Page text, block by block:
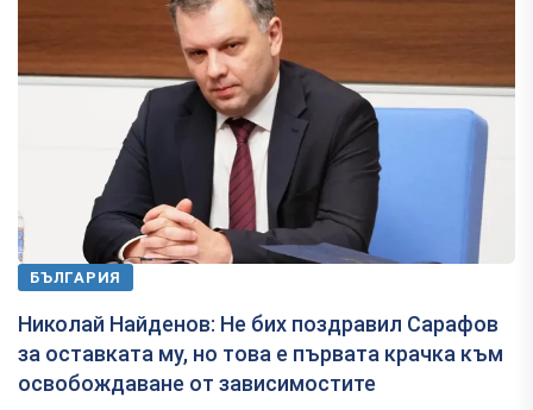
БЪЛГАРИЯ
Николай Найденов: Не бих поздравил Сарафов
за оставката му, но това е първата крачка към
освобождаване от зависимостите